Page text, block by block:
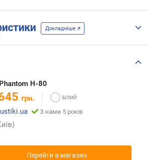
Докладніше
H-80
грн.
З нами 5 років
Перейти в магазин